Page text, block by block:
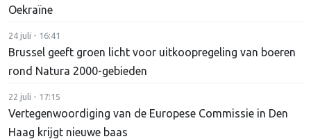
Oekraïne
24 juli - 16:41
Brussel geeft groen licht voor uitkoopregeling van boeren
rond Natura 2000-gebieden
22 juli - 17:15
Vertegenwoordiging van de Europese Commissie in Den
Haag krijgt nieuwe baas